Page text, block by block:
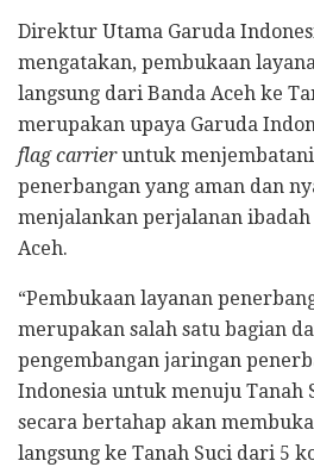
Direktur Utama Garuda
mengatakan, pembukaan
langsung dari Banda Aceh ke
merupakan upaya Garuda
flag carrieruntuk
penerbangan yang aman dan
menjalankan perjalanan
Aceh.
“Pembukaan layanan
merupakan salah satu bagian
pengembangan jaringan
Indonesia untuk menuju Tanah
secara bertahap akan
langsung ke Tanah Suci dari 5